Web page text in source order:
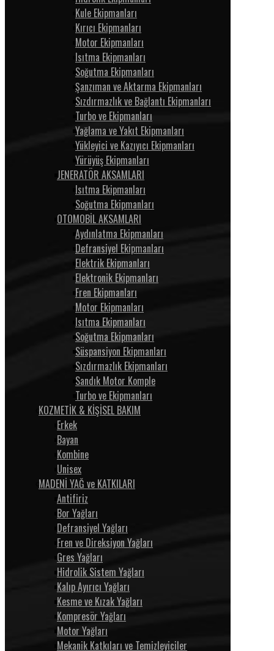
Kule Ekipmanları
Kırıcı Ekipmanları
Motor Ekipmanları
Isıtma Ekipmanları
Soğutma Ekipmanları
Şanzıman ve Aktarma Ekipmanları
Sızdırmazlık ve Bağlantı Ekipmanları
Turbo ve Ekipmanları
Yağlama ve Yakıt Ekipmanları
Yükleyici ve Kazıyıcı Ekipmanları
Yürüyüş Ekipmanları
JENERATÖR AKSAMLARI
Isıtma Ekipmanları
Soğutma Ekipmanları
OTOMOBİL AKSAMLARI
Aydınlatma Ekipmanları
Defransiyel Ekipmanları
Elektrik Ekipmanları
Elektronik Ekipmanları
Fren Ekipmanları
Motor Ekipmanları
Isıtma Ekipmanları
Soğutma Ekipmanları
Süspansiyon Ekipmanları
Sızdırmazlık Ekipmanları
Sandık Motor Komple
Turbo ve Ekipmanları
KOZMETİK & KİŞİSEL BAKIM
Erkek
Bayan
Kombine
Unisex
MADENİ YAĞ ve KATKILARI
Antifiriz
Bor Yağları
Defransiyel Yağları
Fren ve Direksiyon Yağları
Gres Yağları
Hidrolik Sistem Yağları
Kalıp Ayırıcı Yağları
Kesme ve Kızak Yağları
Kompresör Yağları
Motor Yağları
Mekanik Katkıları ve Temizleyiciler